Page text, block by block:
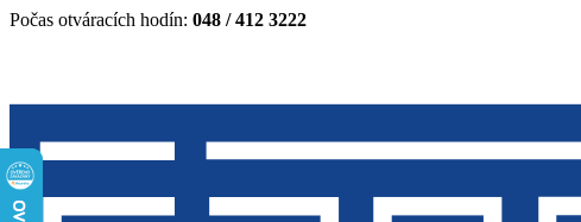
Počas otváracích hodín: 048 / 412 3222